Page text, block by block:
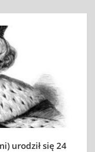
urodził się 24